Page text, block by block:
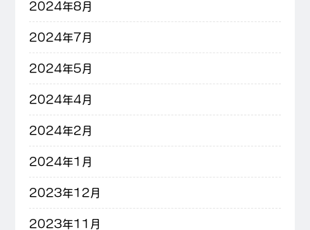
2024年8月
2024年7月
2024年5月
2024年4月
2024年2月
2024年1月
2023年12月
2023年11月